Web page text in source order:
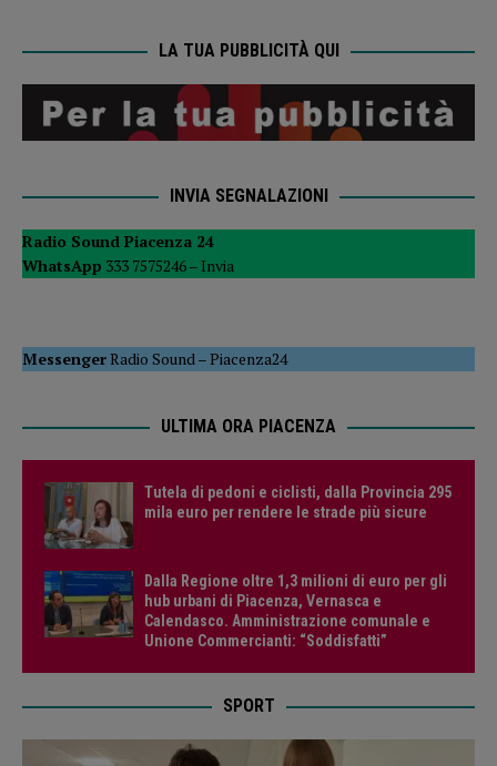
LA TUA PUBBLICITÀ QUI
INVIA SEGNALAZIONI
Radio Sound Piacenza 24
WhatsApp 333 7575246 – Invia
MessengerRadio Sound –Piacenza24
ULTIMA ORA PIACENZA
Tutela di pedoni e ciclisti, dalla Provincia 295
mila euro per rendere le strade più sicure
Dalla Regione oltre 1,3 milioni di euro per gli
hub urbani di Piacenza, Vernasca e
Calendasco. Amministrazione comunale e
Unione Commercianti: “Soddisfatti”
SPORT